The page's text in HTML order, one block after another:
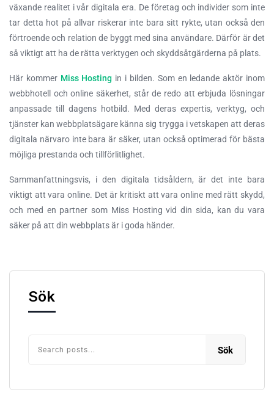
växande realitet i vår digitala era. De företag och individer som inte
tar detta hot på allvar riskerar inte bara sitt rykte, utan också den
förtroende och relation de byggt med sina användare. Därför är det
så viktigt att ha de rätta verktygen och skyddsåtgärderna på plats.
Här kommer Miss Hosting in i bilden. Som en ledande aktör inom
webbhotell och online säkerhet, står de redo att erbjuda lösningar
anpassade till dagens hotbild. Med deras expertis, verktyg, och
tjänster kan webbplatsägare känna sig trygga i vetskapen att deras
digitala närvaro inte bara är säker, utan också optimerad för bästa
möjliga prestanda och tillförlitlighet.
Sammanfattningsvis, i den digitala tidsåldern, är det inte bara
viktigt att vara online. Det är kritiskt att vara online med rätt skydd,
och med en partner som Miss Hosting vid din sida, kan du vara
säker på att din webbplats är i goda händer.
Sök
Sök